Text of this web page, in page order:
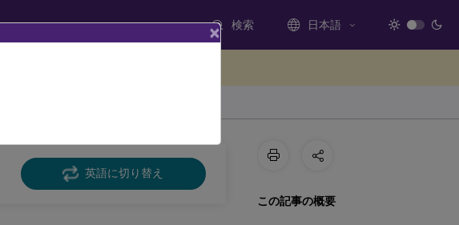
検索 日本語
英語に切り替え
この記事の概要
×